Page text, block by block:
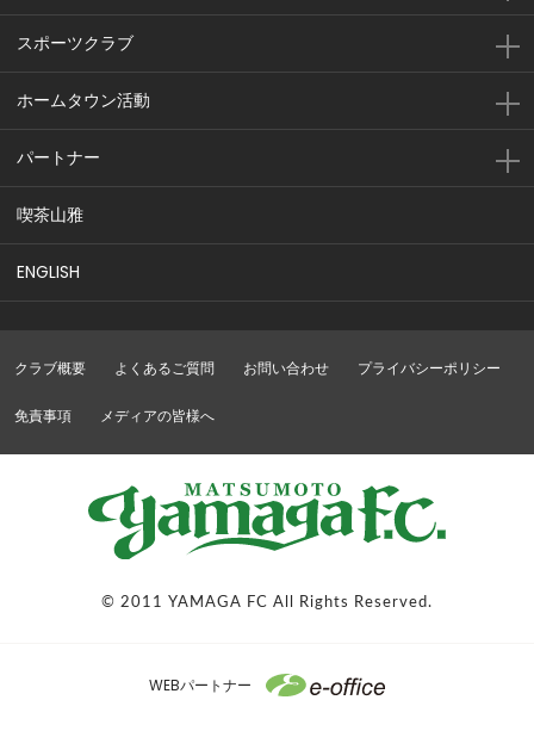
スポーツクラブ
ホームタウン活動
パートナー
喫茶山雅
ENGLISH
クラブ概要 よくあるご質問 お問い合わせ プライバシーポリシー
免責事項 メディアの皆様へ
© 2011 YAMAGA FC All Rights Reserved.
WEBパートナー